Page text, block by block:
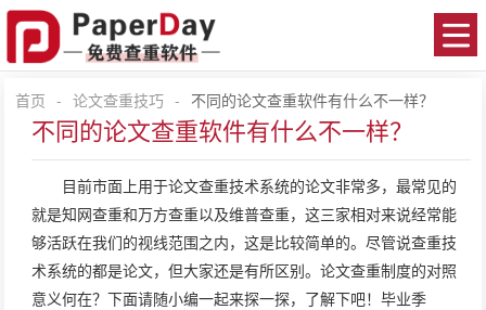
首页 - 论文查重技巧 - 不同的论文查重软件有什么不一样？
不同的论文查重软件有什么不一样？
目前市面上用于论文查重技术系统的论文非常多，最常见的
就是知网查重和万方查重以及维普查重，这三家相对来说经常能
够活跃在我们的视线范围之内，这是比较简单的。尽管说查重技
术系统的都是论文，但大家还是有所区别。论文查重制度的对照
意义何在？下面请随小编一起来探一探，了解下吧！毕业季